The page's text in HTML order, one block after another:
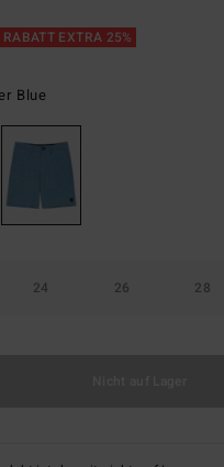
RABATT EXTRA 25%
Blue
24 26 28